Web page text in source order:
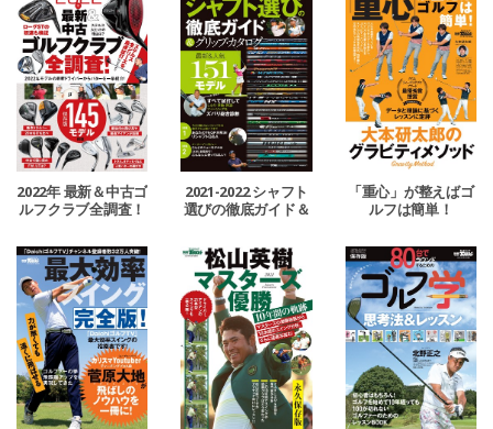
2022年 最新＆中古ゴ
ルフクラブ全調査！
2021-2022 シャフト
選びの徹底ガイド＆
「重心」が整えばゴ
ルフは簡単！